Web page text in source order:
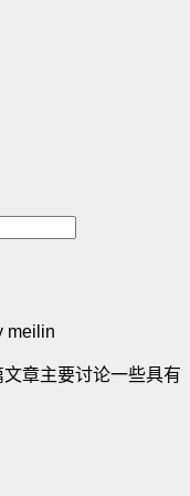
meilin
章主要讨论一些具有